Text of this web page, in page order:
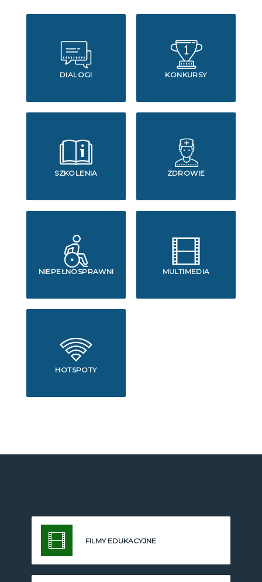
DIALOGI KONKURSY
SZKOLENIA ZDROWIE
NIEPEŁNOSPRAWNI MULTIMEDIA
HOTSPOTY
FILMY EDUKACYJNE